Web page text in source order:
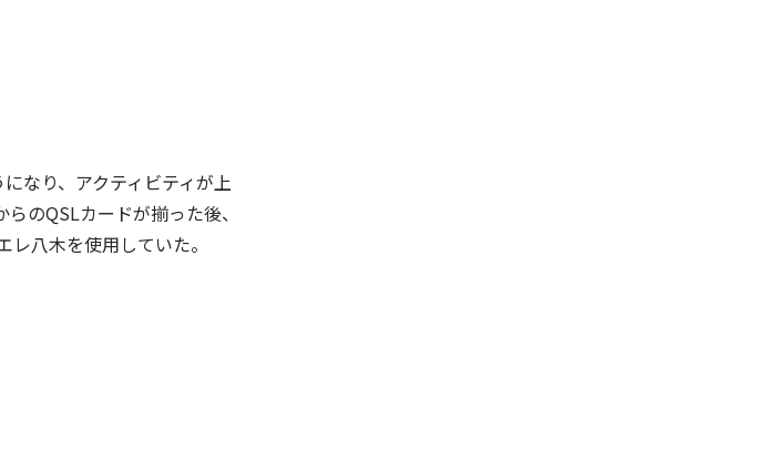
なり、アクティビティが上
のQSLカードが揃った後、
八木を使用していた。